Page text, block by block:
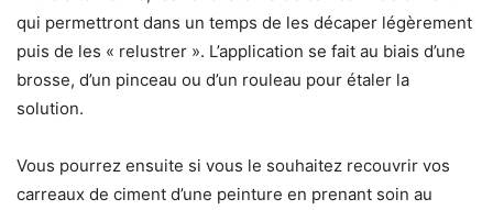
qui permettront dans un temps de les décaper légèrement
puis de les « relustrer ». L’application se fait au biais d’une
brosse, d’un pinceau ou d’un rouleau pour étaler la
solution.
Vous pourrez ensuite si vous le souhaitez recouvrir vos
carreaux de ciment d’une peinture en prenant soin au